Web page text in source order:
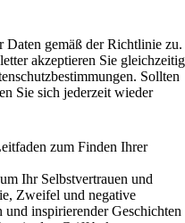
Daten gemäß der Richtlinie zu.
akzeptieren Sie gleichzeitig
Sollten
Sie sich jederzeit wieder
zum Finden Ihrer
Ihr Selbstvertrauen und
Zweifel und negative
inspirierender Geschichten